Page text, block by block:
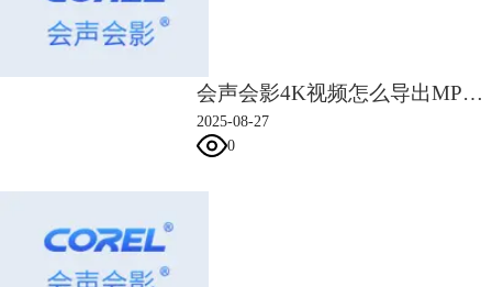
会声会影4K视频怎么导出MP4 会声会影4k输出什么格式最清晰
2025-08-27
0